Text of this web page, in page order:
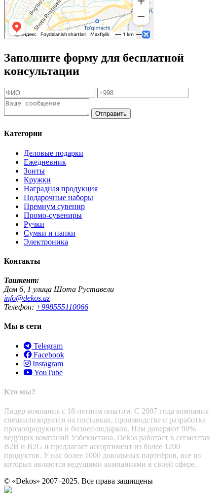
Заполните форму для бесплатной
консультации
Отправить
Категории
Деловые подарки
Ежедневник
Зонты
Кружки
Наградная продукция
Подарочные наборы
Премиум сувенир
Промо-сувениры
Ручки
Сумки и папки
Электроника
Контакты
Ташкент:
Дом 6, 1 улица Шота Руставели
info@dekos.uz
Телефон: +998555110066
Мы в сети
Telegram
Facebook
Instagram
YouTube
Кто мы?
Лидер компания с 18-летним опытом. С 2007 года компания
специализируется на поставках, производстве и разработке
промопродукции и бизнес-подарков. Нам доверяют 90%
ведущих компаний Узбекистана. Dekos работает в сегментах
B2B и B2G и предлагает ассортимент из более 1200
продуктов. У нас более 1000 довольных партнёров, все из
которых являются ведущими компаниями в своей сфере.
© «Dekos» 2007–2025. Все права защищены